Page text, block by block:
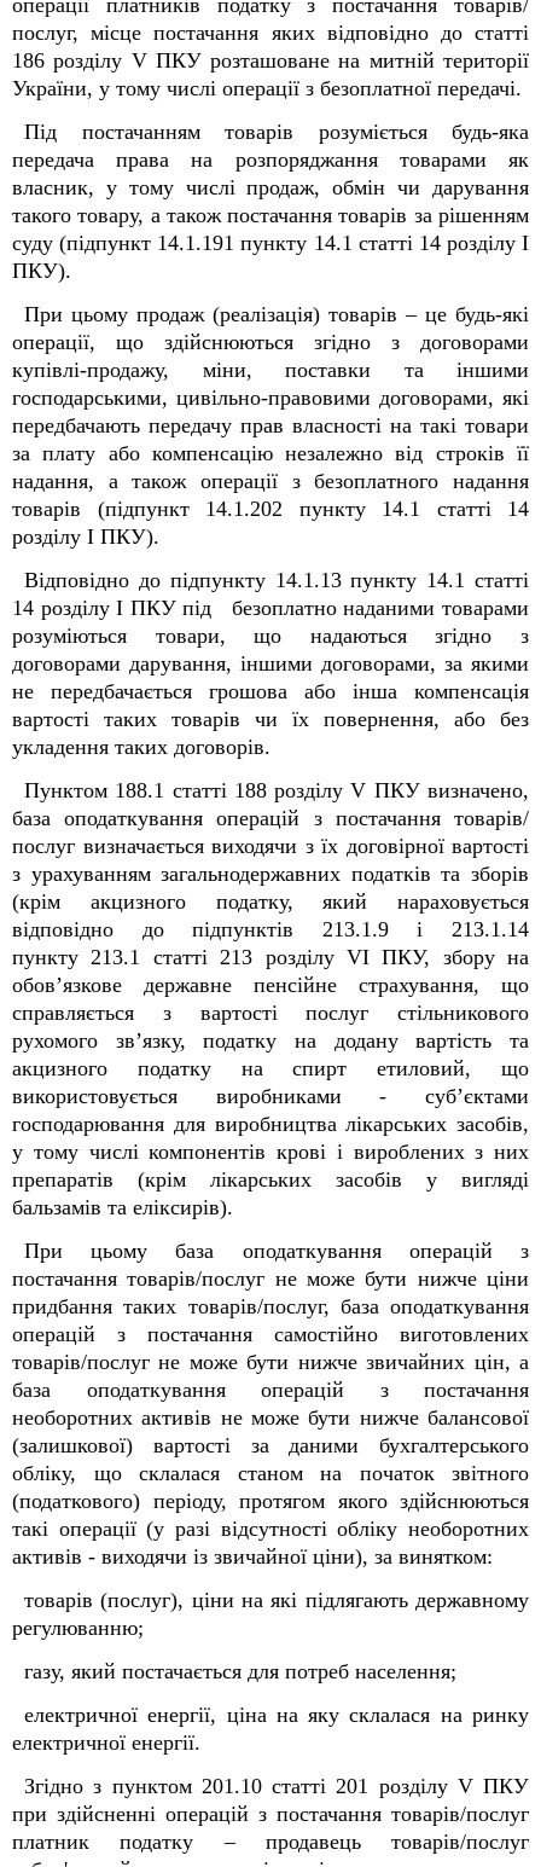
операції платників податку з постачання товарів/
послуг, місце постачання яких відповідно до статті
186 розділу V ПКУ розташоване на митній території
України, у тому числі операції з безоплатної передачі.
Під постачанням товарів розуміється будь-яка
передача права на розпоряджання товарами як
власник, у тому числі продаж, обмін чи дарування
такого товару, а також постачання товарів за рішенням
суду (підпункт 14.1.191 пункту 14.1 статті 14 розділу I
ПКУ).
При цьому продаж (реалізація) товарів – це будь-які
операції, що здійснюються згідно з договорами
купівлі-продажу, міни, поставки та іншими
господарськими, цивільно-правовими договорами, які
передбачають передачу прав власності на такі товари
за плату або компенсацію незалежно від строків її
надання, а також операції з безоплатного надання
товарів (підпункт 14.1.202 пункту 14.1 статті 14
розділу I ПКУ).
Відповідно до підпункту 14.1.13 пункту 14.1 статті
14 розділу І ПКУ під безоплатно наданими товарами
розуміються товари, що надаються згідно з
договорами дарування, іншими договорами, за якими
не передбачається грошова або інша компенсація
вартості таких товарів чи їх повернення, або без
укладення таких договорів.
Пунктом 188.1 статті 188 розділу V ПКУ визначено,
база оподаткування операцій з постачання товарів/
послуг визначається виходячи з їх договірної вартості
з урахуванням загальнодержавних податків та зборів
(крім акцизного податку, який нараховується
відповідно до підпунктів 213.1.9 і 213.1.14
пункту 213.1 статті 213 розділу VІ ПКУ, збору на
обов’язкове державне пенсійне страхування, що
справляється з вартості послуг стільникового
рухомого зв’язку, податку на додану вартість та
акцизного податку на спирт етиловий, що
використовується виробниками - суб’єктами
господарювання для виробництва лікарських засобів,
у тому числі компонентів крові і вироблених з них
препаратів (крім лікарських засобів у вигляді
бальзамів та еліксирів).
При цьому база оподаткування операцій з
постачання товарів/послуг не може бути нижче ціни
придбання таких товарів/послуг, база оподаткування
операцій з постачання самостійно виготовлених
товарів/послуг не може бути нижче звичайних цін, а
база оподаткування операцій з постачання
необоротних активів не може бути нижче балансової
(залишкової) вартості за даними бухгалтерського
обліку, що склалася станом на початок звітного
(податкового) періоду, протягом якого здійснюються
такі операції (у разі відсутності обліку необоротних
активів - виходячи із звичайної ціни), за винятком:
товарів (послуг), ціни на які підлягають державному
регулюванню;
газу, який постачається для потреб населення;
електричної енергії, ціна на яку склалася на ринку
електричної енергії.
Згідно з пунктом 201.10 статті 201 розділу V ПКУ
при здійсненні операцій з постачання товарів/послуг
платник податку – продавець товарів/послуг